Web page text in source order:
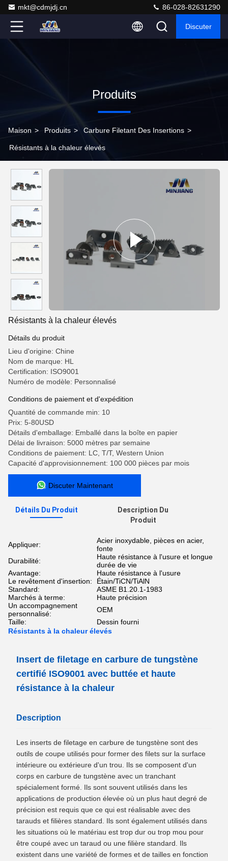
mkt@cdmjdj.cn 86-028-82631290
Discuter
Produits
Maison > Produits > Carbure Filetant Des Insertions >
Résistants à la chaleur élevés
Résistants à la chaleur élevés
Détails du produit
Lieu d'origine: Chine
Nom de marque: HL
Certification: ISO9001
Numéro de modèle: Personnalisé
Conditions de paiement et d'expédition
Quantité de commande min: 10
Prix: 5-80USD
Détails d'emballage: Emballé dans la boîte en papier
Délai de livraison: 5000 mètres par semaine
Conditions de paiement: LC, T/T, Western Union
Capacité d'approvisionnement: 100 000 pièces par mois
Discuter Maintenant
Détails Du Produit
Description Du
Produit
Appliquer:
Acier inoxydable, pièces en acier,
fonte
Durabilité:
Haute résistance à l'usure et longue
durée de vie
Avantage:
Haute résistance à l'usure
Le revêtement d'insertion:
Étain/TiCN/TiAlN
Standard:
ASME B1.20.1-1983
Marchés à terme:
Haute précision
Un accompagnement
personnalisé:
OEM
Taille:
Dessin fourni
Résistants à la chaleur élevés
Insert de filetage en carbure de tungstène
certifié ISO9001 avec buttée et haute
résistance à la chaleur
Description
Les inserts de filetage en carbure de tungstène sont des
outils de coupe utilisés pour former des filets sur la surface
intérieure ou extérieure d'un trou. Ils se composent d'un
corps en carbure de tungstène avec un tranchant
spécialement formé. Ils sont souvent utilisés dans les
applications de production élevée où un plus haut degré de
précision est requis que ce qui est réalisable avec des
tarauds et filières standard. Ils sont également utilisés dans
les situations où le matériau est trop dur ou trop mou pour
être coupé avec un taraud ou une filière standard. Ils
existent dans une variété de formes et de tailles en fonction